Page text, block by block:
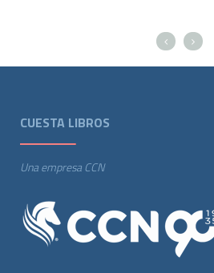
CUESTA LIBROS
Una empresa CCN